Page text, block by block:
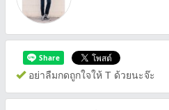
อย่าลืมกดถูกใจให้ T ด้วยนะจ๊ะ